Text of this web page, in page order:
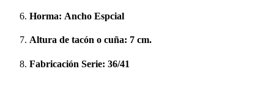
Horma: Ancho Espcial
Altura de tacón o cuña: 7 cm.
Fabricación Serie: 36/41